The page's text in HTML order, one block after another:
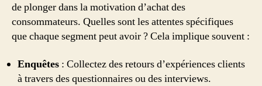
de plonger dans la motivation d’achat des
consommateurs. Quelles sont les attentes spécifiques
que chaque segment peut avoir ? Cela implique souvent :
Enquêtes : Collectez des retours d’expériences clients
à travers des questionnaires ou des interviews.